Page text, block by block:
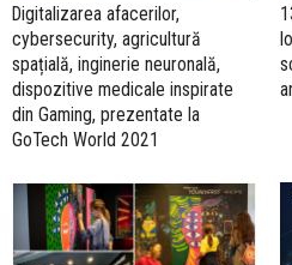
Digitalizarea afacerilor,
cybersecurity, agricultură
spațială, inginerie neuronală,
dispozitive medicale inspirate
din Gaming, prezentate la
GoTech World 2021